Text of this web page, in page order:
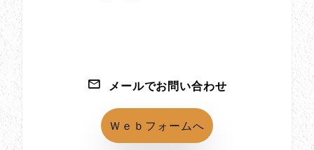
メールでお問い合わせ
Ｗｅｂフォームへ